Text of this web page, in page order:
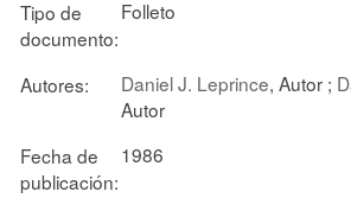
Tipo de
documento:
Folleto
Autores: Daniel J. Leprince, Autor ;
Autor
Fecha de
publicación:
1986